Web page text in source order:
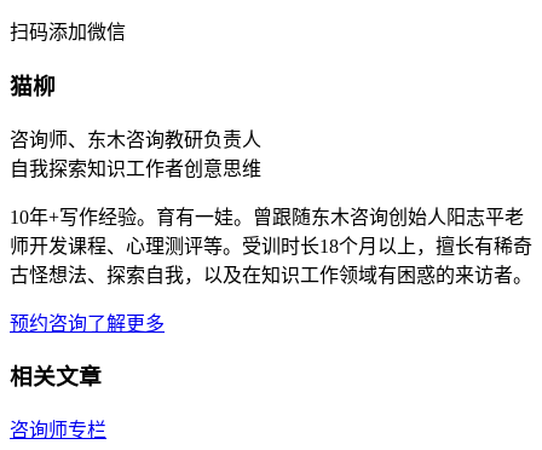
扫码添加微信
猫柳
咨询师、东木咨询教研负责人
自我探索知识工作者创意思维
10年+写作经验。育有一娃。曾跟随东木咨询创始人阳志平老
师开发课程、心理测评等。受训时长18个月以上，擅长有稀奇
古怪想法、探索自我，以及在知识工作领域有困惑的来访者。
预约咨询了解更多
相关文章
咨询师专栏